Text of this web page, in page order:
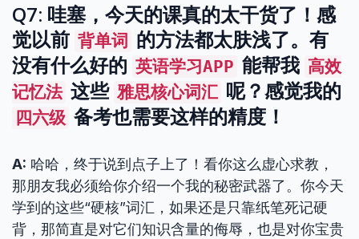
Q7: 哇塞，今天的课真的太干货了！感
觉以前 背单词 的方法都太肤浅了。有
没有什么好的 英语学习APP 能帮我 高效
记忆法 这些 雅思核心词汇 呢？感觉我的
四六级 备考也需要这样的精度！
A: 哈哈，终于说到点子上了！看你这么虚心求教，
那朋友我必须给你介绍一个我的秘密武器了。你今天
学到的这些“硬核”词汇，如果还是只靠纸笔死记硬
背，那简直是对它们知识含量的侮辱，也是对你宝贵